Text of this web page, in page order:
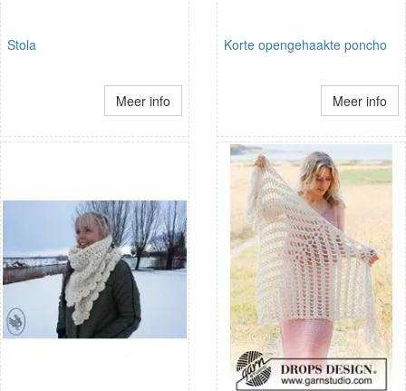
Stola
Meer info
Korte opengehaakte poncho
Meer info